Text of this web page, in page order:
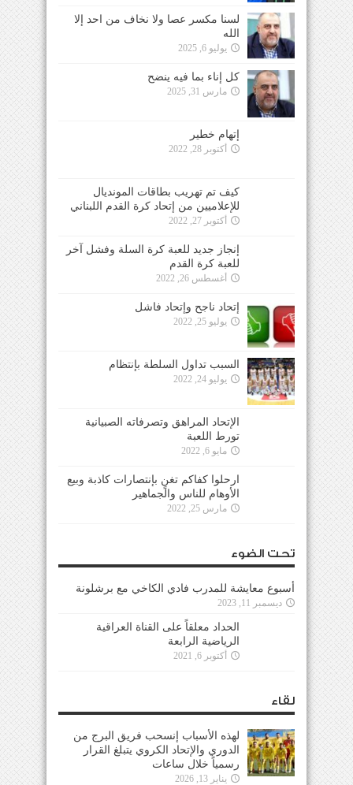
لسنا مكسر عصا ولا نخاف من احد إلا
الله
يوليو 6, 2025
كل إناء بما فيه ينضح
مارس 31, 2025
إتهام خطير
أكتوبر 28, 2022
كيف تم تهريب بطاقات المونديال
للإعلاميين من إتحاد كرة القدم اللبناني
أكتوبر 27, 2022
إنجاز جديد للعبة كرة السلة وفشل آخر
للعبة كرة القدم
أغسطس 26, 2022
إتحاد ناجح وإتحاد فاشل
يوليو 25, 2022
السبب تداول السلطة بإنتظام
يوليو 24, 2022
الإتحاد المراهق وتصرفاته الصبيانية
تورط اللعبة
مايو 6, 2022
ارحلوا كفاكم تغنٍ بإنتصارات كاذبة وبيع
الأوهام للناس والجماهير
مارس 25, 2022
تحت الضوء
أسبوع معايشة للمدرب فادي الكاخي مع برشلونة
ديسمبر 11, 2023
الحداد معلقاً على القناة العراقية
الرياضية الرابعة
أكتوبر 6, 2021
لقاء
لهذه الأسباب إنسحب فريق البرج من
الدوري والإتحاد الكروي يتبلغ القرار
رسمياً خلال ساعات
يناير 13, 2026